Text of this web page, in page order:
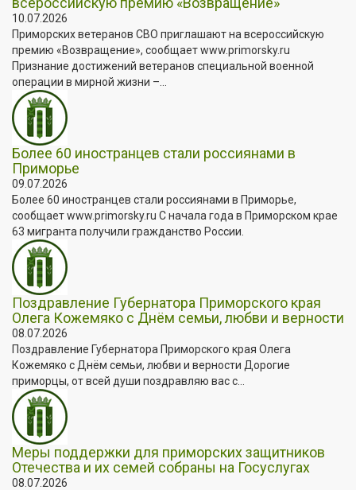
10.07.2026
Приморских ветеранов СВО приглашают на всероссийскую
премию «Возвращение», сообщает www.primorsky.ru
Признание достижений ветеранов специальной военной
операции в мирной жизни –...
Более 60 иностранцев стали россиянами в
Приморье
09.07.2026
Более 60 иностранцев стали россиянами в Приморье,
сообщает www.primorsky.ru С начала года в Приморском крае
63 мигранта получили гражданство России.
Поздравление Губернатора Приморского края
Олега Кожемяко с Днём семьи, любви и верности
08.07.2026
Поздравление Губернатора Приморского края Олега
Кожемяко с Днём семьи, любви и верности Дорогие
приморцы, от всей души поздравляю вас с...
Меры поддержки для приморских защитников
Отечества и их семей собраны на Госуслугах
08.07.2026